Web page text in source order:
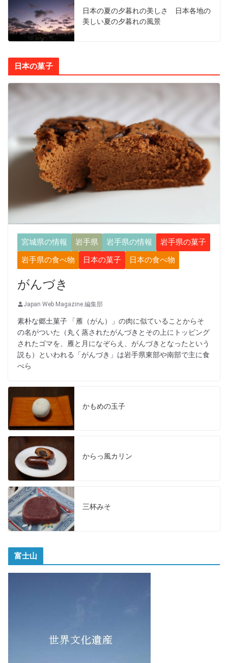
日本の夏の夕暮れの美しさ 日本各地の
美しい夏の夕暮れの風景
日本の菓子
宮城県の情報 岩手県 岩手県の情報
岩手県の菓子
岩手県の食べ物
日本の菓子 日本の食べ物
がんづき
Japan Web Magazine 編集部
素朴な郷土菓子 「雁（がん）」の肉に似ていることからそ
の名がついた（丸く蒸されたがんづきとその上にトッピング
されたゴマを、雁と月になぞらえ、がんづきとなったという
説も）といわれる「がんづき」は岩手県東部や南部で主に食
べら
かもめの玉子
からっ風カリン
三杯みそ
富士山